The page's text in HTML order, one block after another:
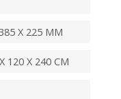
X 225 MM
120 X 240 CM